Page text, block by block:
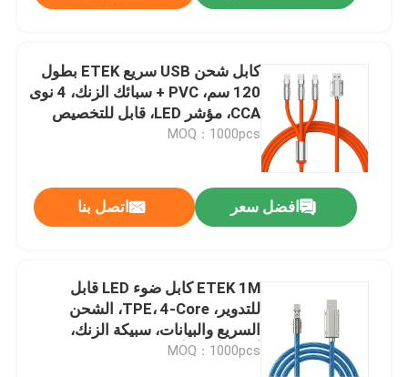
كابل شحن USB سريع ETEK بطول
120 سم، PVC + سبائك الزنك، 4 نوى
CCA، مؤشر LED، قابل للتخصيص
متعدد الألوان
MOQ：1000pcs
افضل سعر اتصل بنا
ETEK 1M كابل ضوء LED قابل
للتدوير، TPE، 4-Core، الشحن
السريع والبيانات، سبيكة الزنك،
أبيض/أزرق/أحمر/خضراء
MOQ：1000pcs